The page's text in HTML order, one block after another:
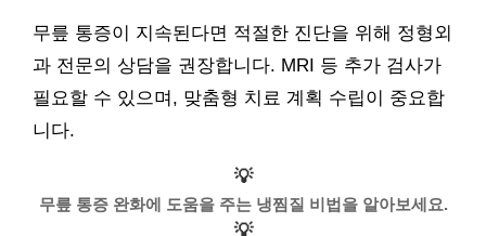
무릎 통증이 지속된다면 적절한 진단을 위해 정형외
과 전문의 상담을 권장합니다. MRI 등 추가 검사가
필요할 수 있으며, 맞춤형 치료 계획 수립이 중요합
니다.
💡
무릎 통증 완화에 도움을 주는 냉찜질 비법을 알아보세요.
💡